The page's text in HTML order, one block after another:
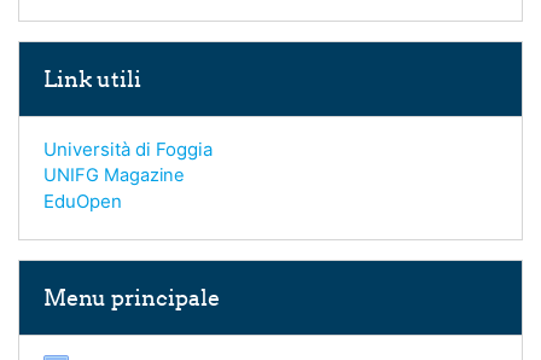
Link utili
Università di Foggia
UNIFG Magazine
EduOpen
Menu principale